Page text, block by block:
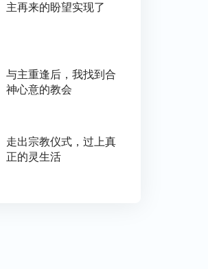
主再来的盼望实现了
与主重逢后，我找到合
神心意的教会
走出宗教仪式，过上真
正的灵生活